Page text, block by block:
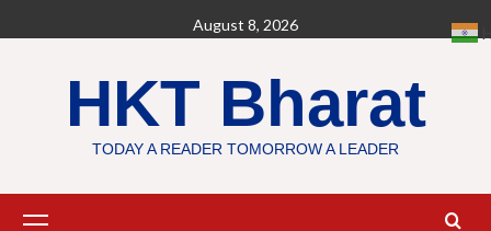
to
August 8, 2026
HKT Bharat
TODAY A READER TOMORROW A LEADER